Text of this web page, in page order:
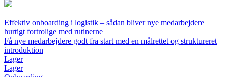
Effektiv onboarding i logistik – sådan bliver nye medarbejdere
hurtigt fortrolige med rutinerne
Få nye medarbejdere godt fra start med en målrettet og struktureret
introduktion
Lager
Lager